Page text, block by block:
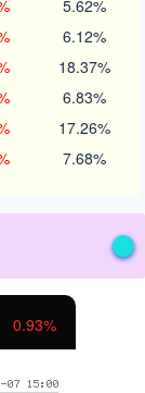
5.62%
6.12%
18.37%
6.83%
17.26%
7.68%
0.93%